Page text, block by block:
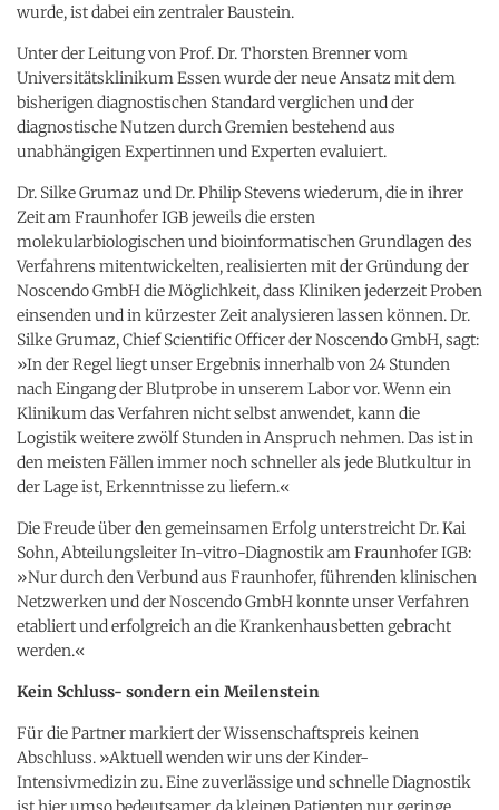
wurde, ist dabei ein zentraler Baustein.
Unter der Leitung von Prof. Dr. Thorsten Brenner vom
Universitätsklinikum Essen wurde der neue Ansatz mit dem
bisherigen diagnostischen Standard verglichen und der
diagnostische Nutzen durch Gremien bestehend aus
unabhängigen Expertinnen und Experten evaluiert.
Dr. Silke Grumaz und Dr. Philip Stevens wiederum, die in ihrer
Zeit am Fraunhofer IGB jeweils die ersten
molekularbiologischen und bioinformatischen Grundlagen des
Verfahrens mitentwickelten, realisierten mit der Gründung der
Noscendo GmbH die Möglichkeit, dass Kliniken jederzeit Proben
einsenden und in kürzester Zeit analysieren lassen können. Dr.
Silke Grumaz, Chief Scientific Officer der Noscendo GmbH, sagt:
»In der Regel liegt unser Ergebnis innerhalb von 24 Stunden
nach Eingang der Blutprobe in unserem Labor vor. Wenn ein
Klinikum das Verfahren nicht selbst anwendet, kann die
Logistik weitere zwölf Stunden in Anspruch nehmen. Das ist in
den meisten Fällen immer noch schneller als jede Blutkultur in
der Lage ist, Erkenntnisse zu liefern.«
Die Freude über den gemeinsamen Erfolg unterstreicht Dr. Kai
Sohn, Abteilungsleiter In-vitro-Diagnostik am Fraunhofer IGB:
»Nur durch den Verbund aus Fraunhofer, führenden klinischen
Netzwerken und der Noscendo GmbH konnte unser Verfahren
etabliert und erfolgreich an die Krankenhausbetten gebracht
werden.«
Kein Schluss- sondern ein Meilenstein
Für die Partner markiert der Wissenschaftspreis keinen
Abschluss. »Aktuell wenden wir uns der Kinder-
Intensivmedizin zu. Eine zuverlässige und schnelle Diagnostik